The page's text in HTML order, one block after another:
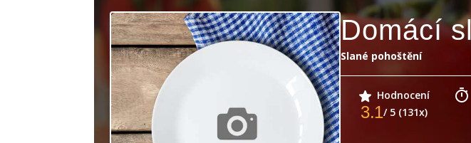
Domácí
Slané pohoštění
Hodnocení
3.1/ 5 (131x)